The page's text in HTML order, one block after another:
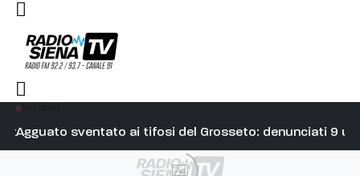
Agguato sventato ai tifosi del Grosseto: denunciati 9
correre a Siena, è stato bellissimo. Indimenticabile”
Ad